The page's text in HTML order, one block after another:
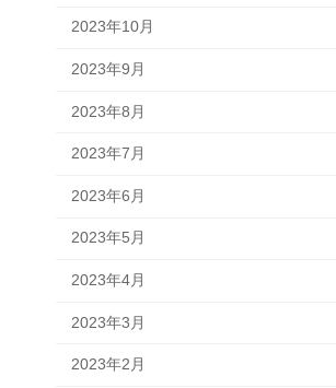
2023年10月
2023年9月
2023年8月
2023年7月
2023年6月
2023年5月
2023年4月
2023年3月
2023年2月